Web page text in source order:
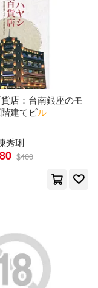
店：台南銀座のモ
建てビル
秀琍
$400